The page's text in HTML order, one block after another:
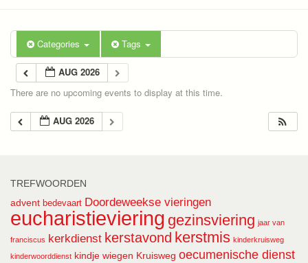
Categories Tags
AUG 2026
There are no upcoming events to display at this time.
AUG 2026
TREFWOORDEN
advent bedevaart Doordeweekse vieringen
eucharistieviering gezinsviering jaar van
franciscus kerkdienst kerstavond kerstmis kinderkruisweg
kinderwoorddienst kindje wiegen Kruisweg oecumenische dienst